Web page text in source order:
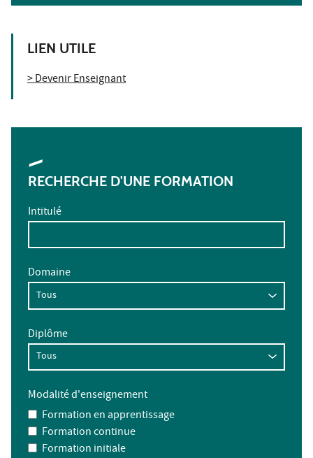
LIEN UTILE
> Devenir Enseignant
RECHERCHE D'UNE FORMATION
Intitulé
Domaine
Diplôme
Modalité d'enseignement
Formation en apprentissage
Formation continue
Formation initiale